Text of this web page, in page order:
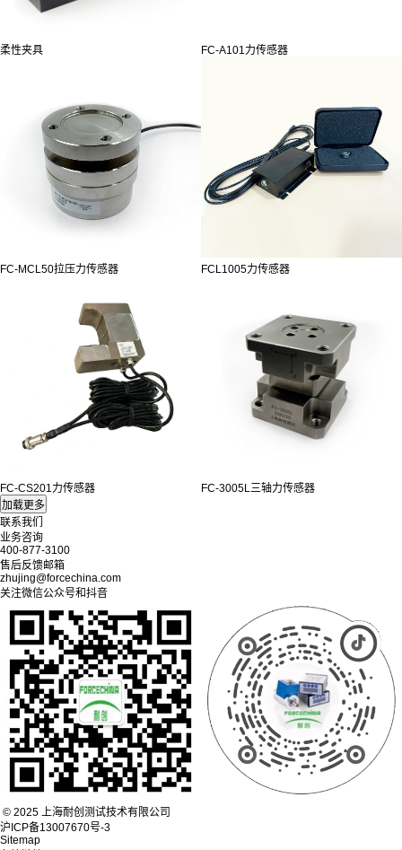
柔性夹具 FC-A101力传感器
FC-MCL50拉压力传感器 FCL1005力传感器
FC-CS201力传感器 FC-3005L三轴力传感器
联系我们
业务咨询
400-877-3100
售后反馈邮箱
zhujing@forcechina.com
关注微信公众号和抖音
© 2025 上海耐创测试技术有限公司
沪ICP备13007670号-3
Sitemap